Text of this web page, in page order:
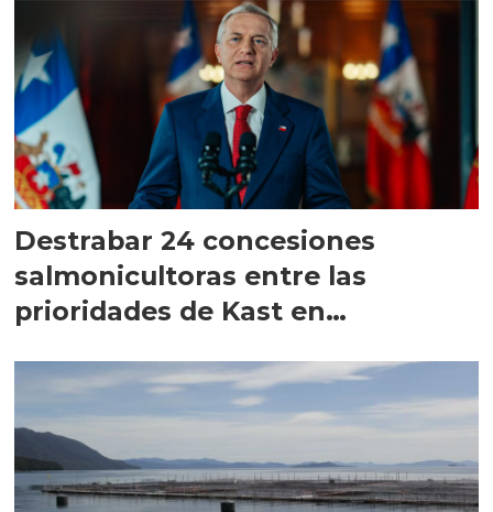
Destrabar 24 concesiones
salmonicultoras entre las
prioridades de Kast en